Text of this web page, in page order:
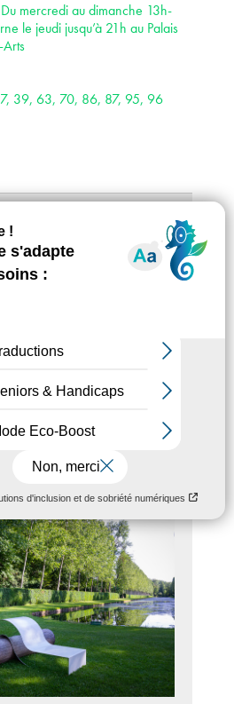
mercredi au dimanche 13h-
le jeudi jusqu’à 21h au Palais
39, 63, 70, 86, 87, 95, 96
substrat sonore - « Augures
» - Acte 6
19 - 08 - 2026
27 - 09 - 2026
ACTU